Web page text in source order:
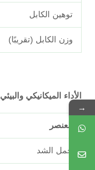
توهين الكابل
وزن الكابل (تقريبًا)
الأداء الميكانيكي والبيئي
العنصر
حمل الشد
→